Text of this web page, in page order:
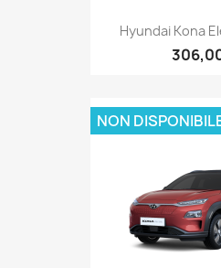
Hyundai Kona
NON